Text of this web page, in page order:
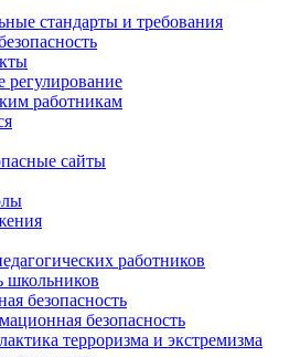
стандарты и требования
регулирование
работникам
сайты
работников
школьников
безопасность
безопасность
терроризма и экстремизма